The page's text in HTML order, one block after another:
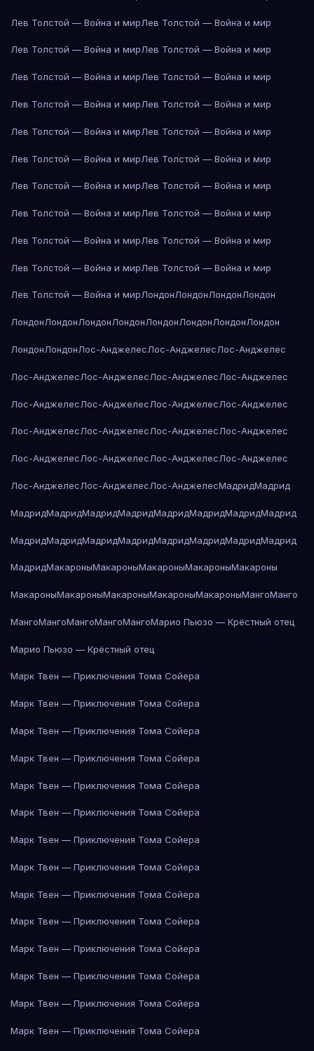
Лев Толстой — Война и мирЛев Толстой — Война и мир
Лев Толстой — Война и мирЛев Толстой — Война и мир
Лев Толстой — Война и мирЛев Толстой — Война и мир
Лев Толстой — Война и мирЛев Толстой — Война и мир
Лев Толстой — Война и мирЛев Толстой — Война и мир
Лев Толстой — Война и мирЛев Толстой — Война и мир
Лев Толстой — Война и мирЛев Толстой — Война и мир
Лев Толстой — Война и мирЛев Толстой — Война и мир
Лев Толстой — Война и мирЛев Толстой — Война и мир
Лев Толстой — Война и мирЛев Толстой — Война и мир
Лев Толстой — Война и мирЛондонЛондонЛондонЛондон
ЛондонЛондонЛондонЛондонЛондонЛондонЛондонЛондон
ЛондонЛондонЛос-АнджелесЛос-АнджелесЛос-Анджелес
Лос-АнджелесЛос-АнджелесЛос-АнджелесЛос-Анджелес
Лос-АнджелесЛос-АнджелесЛос-АнджелесЛос-Анджелес
Лос-АнджелесЛос-АнджелесЛос-АнджелесЛос-Анджелес
Лос-АнджелесЛос-АнджелесЛос-АнджелесЛос-Анджелес
Лос-АнджелесЛос-АнджелесЛос-АнджелесМадридМадрид
МадридМадридМадридМадридМадридМадридМадридМадрид
МадридМадридМадридМадридМадридМадридМадридМадрид
МадридМакароныМакароныМакароныМакароныМакароны
МакароныМакароныМакароныМакароныМакароныМангоМанго
МангоМангоМангоМангоМангоМарио Пьюзо — Крёстный отец
Марио Пьюзо — Крёстный отец
Марк Твен — Приключения Тома Сойера
Марк Твен — Приключения Тома Сойера
Марк Твен — Приключения Тома Сойера
Марк Твен — Приключения Тома Сойера
Марк Твен — Приключения Тома Сойера
Марк Твен — Приключения Тома Сойера
Марк Твен — Приключения Тома Сойера
Марк Твен — Приключения Тома Сойера
Марк Твен — Приключения Тома Сойера
Марк Твен — Приключения Тома Сойера
Марк Твен — Приключения Тома Сойера
Марк Твен — Приключения Тома Сойера
Марк Твен — Приключения Тома Сойера
Марк Твен — Приключения Тома Сойера